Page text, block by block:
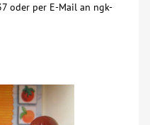
oder per E-Mail an ngk-